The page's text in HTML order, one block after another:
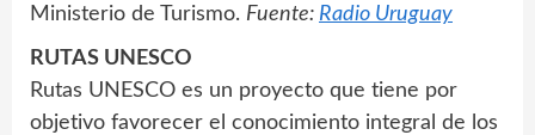
Ministerio de Turismo. Fuente: Radio Uruguay
RUTAS UNESCO
Rutas UNESCO es un proyecto que tiene por
objetivo favorecer el conocimiento integral de los